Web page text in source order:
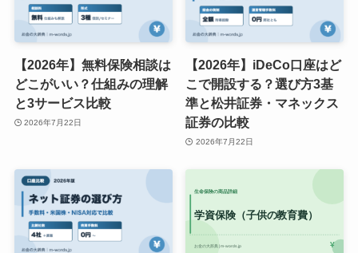
【2026年】無料保険相談は
どこがいい？仕組みの理解
と3サービス比較
2026年7月22日
【2026年】iDeCo口座はど
こで開設する？選び方3基
準と松井証券・マネックス
証券の比較
2026年7月22日